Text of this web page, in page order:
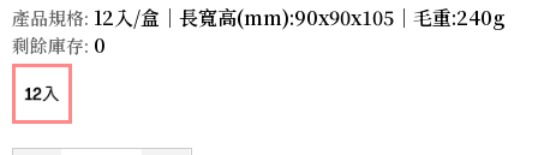
產品規格: 12入/盒｜長寬高(mm):90x90x105｜毛重:240g
剩餘庫存: 0